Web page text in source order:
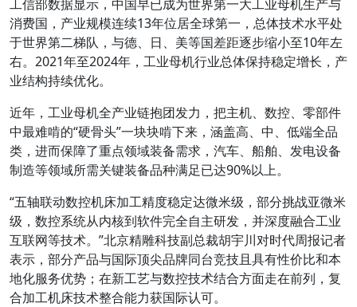
工信部数据显示，中国早已成为世界第一大工业母机生产与
消费国，产业规模连续13年位居全球第一，总体技术水平处
于世界第二梯队，与德、日、美等国差距逐步缩小至10年左
右。2021年至2024年，工业母机行业总体保持稳定增长，产
业结构持续优化。
近年，工业母机全产业链抱团发力，把主机、数控、零部件
中最难啃的“硬骨头”一块块啃下来，涵盖高、中、低端全品
类，进而保障了重点领域装备需求，汽车、船舶、发电设备
制造等领域所需关键装备品种满足已达90%以上。
“五轴联动数控机床加工精度稳定达微米级，部分挑战亚微米
级，数控系统从内核到软件完全自主研发，并深度融合工业
互联网等技术。”北京精雕科技副总裁胡宇川对时代周报记者
表示，部分产品与国际顶尖品牌同台竞技且具有性价比和本
地化服务优势；在新工艺与数控技术结合方面走在前列，复
合加工机床技术整合能力获国际认可。